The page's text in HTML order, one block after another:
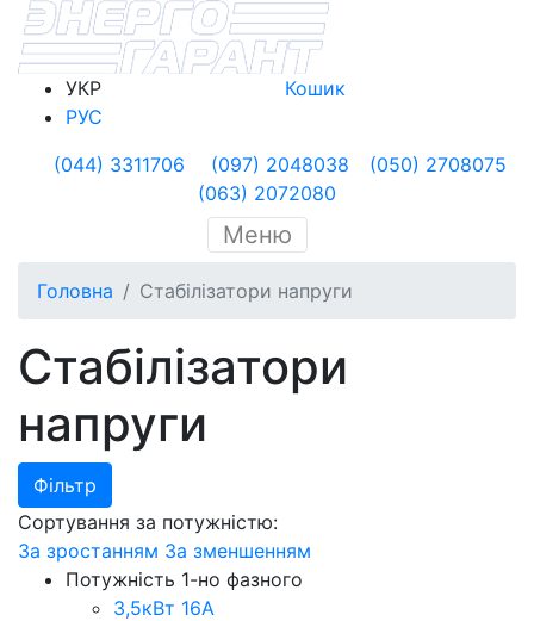
УКР
РУС
Кошик
(044) 3311706 (097) 2048038
(050) 2708075
(063) 2072080
Меню
Головна Стабілізатори напруги
Стабілізатори
напруги
Фільтр
Сортування за потужністю:
За зростанням За зменшенням
Потужність 1-но фазного
3,5кВт 16А